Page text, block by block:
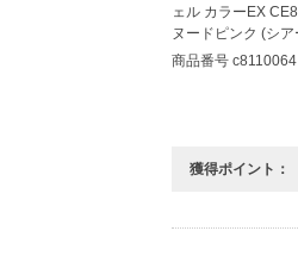
商品番号 c8110064
獲得ポイント：